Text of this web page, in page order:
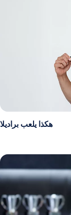
هكذا يلعب براديلا